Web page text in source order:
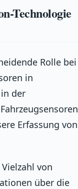
Technologie
Rolle bei
in
der
Erfassung von
von
über die